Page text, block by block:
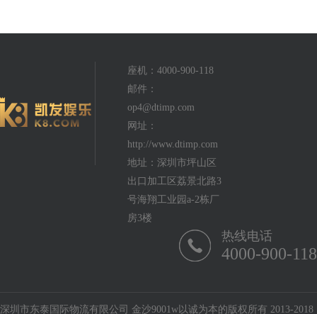
座机：4000-900-118
邮件：
op4@dtimp.com
网址：
http://www.dtimp.com
地址：深圳市坪山区
出口加工区荔景北路3
号海翔工业园a-2栋厂
房3楼
热线电话
4000-900-118
深圳市东泰国际物流有限公司 金沙9001w以诚为本的版权所有 2013-2018